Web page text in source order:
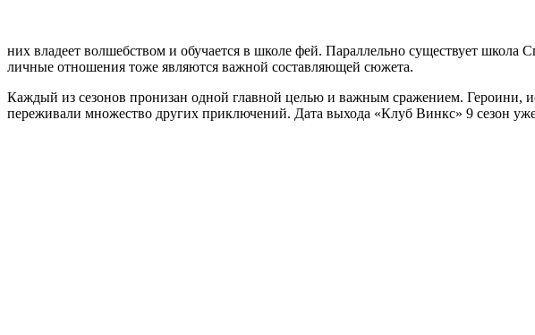
них владеет волшебством и обучается в школе фей. Параллельно существует
личные отношения тоже являются важной составляющей сюжета.
Каждый из сезонов пронизан одной главной целью и важным сражением. Героини,
переживали множество других приключений. Дата выхода «Клуб Винкс» 9 сезон